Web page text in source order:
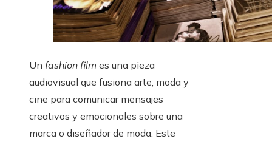
Un fashion film es una pieza
audiovisual que fusiona arte, moda y
cine para comunicar mensajes
creativos y emocionales sobre una
marca o diseñador de moda. Este